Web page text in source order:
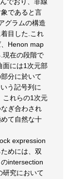
であると言
グラムの構造
目した.これ
Henon map
現在の段階で
面には1次元部
分に於いて
う記号列に
これらの1次元
ぎ合わされ
て自然な十
expression
めには、双
intersection
研究において